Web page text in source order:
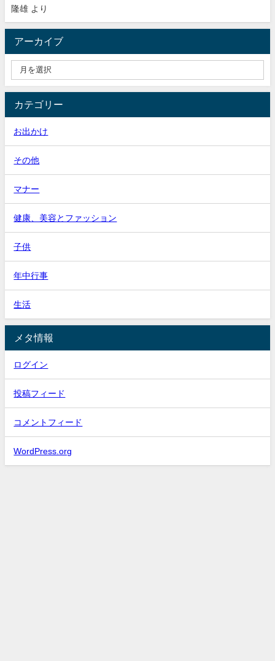
隆雄 より
アーカイブ
カテゴリー
お出かけ
その他
マナー
健康、美容とファッション
子供
年中行事
生活
メタ情報
ログイン
投稿フィード
コメントフィード
WordPress.org